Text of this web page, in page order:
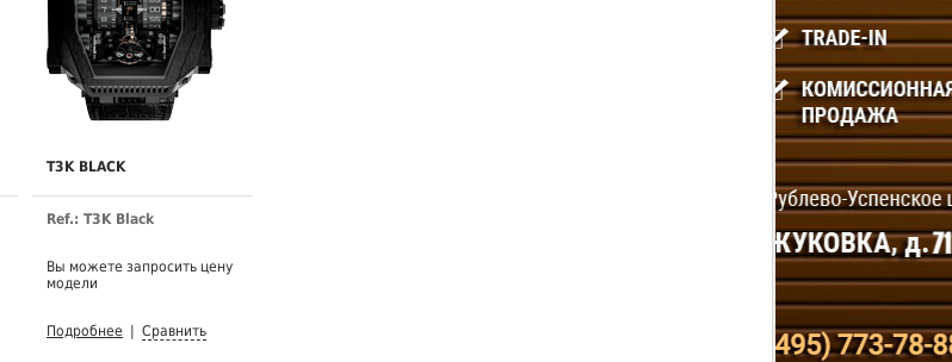
T3K BLACK
Ref.: T3K Black
Вы можете запросить цену
модели
Подробнее Сравнить